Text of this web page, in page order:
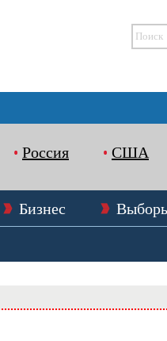
Россия США
Бизнес